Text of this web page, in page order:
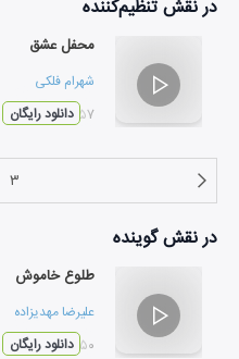
در نقشتنظیم‌کننده
محفل عشق
شهرام فلکی
۰۴:۵۷دانلود رایگان
۳
در نقشگوینده
طلوع خاموش
علیرضا مهدیزاده
۰۴:۵۰دانلود رایگان